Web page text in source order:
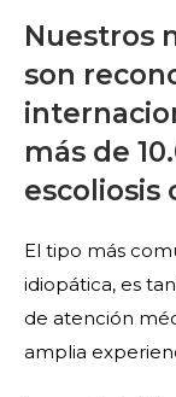
Nuestros
son
más de
escoliosis
El tipo más
idiopática, es
de atención
amplia